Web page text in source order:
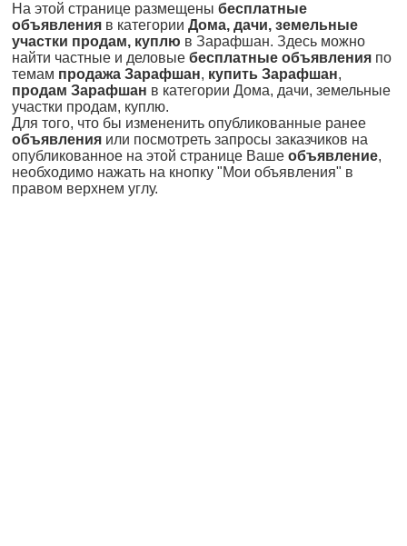
На этой странице размещены бесплатные
объявления в категории Дома, дачи, земельные
участки продам, куплю в Зарафшан. Здесь можно
найти частные и деловые бесплатные объявления по
темам продажа Зарафшан, купить Зарафшан,
продам Зарафшан в категории Дома, дачи, земельные
участки продам, куплю.
Для того, что бы измененить опубликованные ранее
объявления или посмотреть запросы заказчиков на
опубликованное на этой странице Ваше объявление,
необходимо нажать на кнопку "Мои объявления" в
правом верхнем углу.